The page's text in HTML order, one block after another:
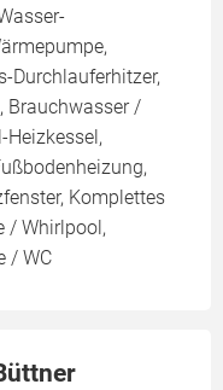
Durchlauferhitzer,
Brauchwasser /
Heizkessel,
Komplettes
/ Whirlpool,
/ WC